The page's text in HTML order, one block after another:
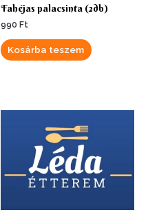
Fahéjas palacsinta (2db)
990 Ft
Kosárba teszem